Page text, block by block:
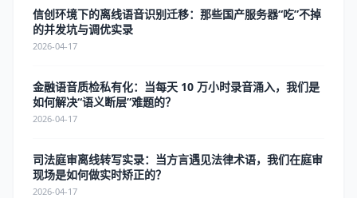
信创环境下的离线语音识别迁移：那些国产服务器“吃”不掉
的并发坑与调优实录
2026-04-17
金融语音质检私有化：当每天 10 万小时录音涌入，我们是
如何解决“语义断层”难题的？
2026-04-17
司法庭审离线转写实录：当方言遇见法律术语，我们在庭审
现场是如何做实时矫正的？
2026-04-17